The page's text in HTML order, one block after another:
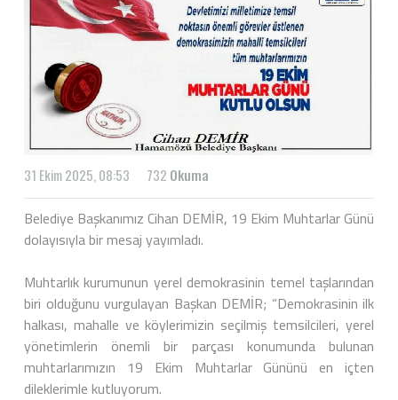
31 Ekim 2025, 08:53 732 Okuma
Belediye Başkanımız Cihan DEMİR, 19 Ekim Muhtarlar Günü
dolayısıyla bir mesaj yayımladı.
Muhtarlık kurumunun yerel demokrasinin temel taşlarından
biri olduğunu vurgulayan Başkan DEMİR; “Demokrasinin ilk
halkası, mahalle ve köylerimizin seçilmiş temsilcileri, yerel
yönetimlerin önemli bir parçası konumunda bulunan
muhtarlarımızın 19 Ekim Muhtarlar Gününü en içten
dileklerimle kutluyorum.